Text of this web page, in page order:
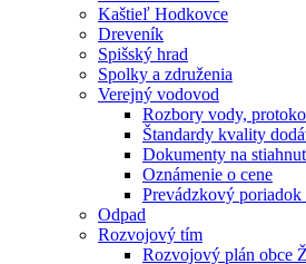
Kaštieľ Hodkovce
Dreveník
Spišský hrad
Spolky a združenia
Verejný vodovod
Rozbory vody,
Štandardy kvality
Dokumenty na
Oznámenie o cene
Prevádzkový
Odpad
Rozvojový tím
Rozvojový plán obce